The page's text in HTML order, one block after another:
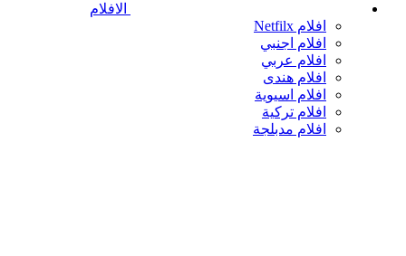
الافلام
افلام Netfilx
افلام اجنبي
افلام عربي
افلام هندى
افلام اسيوية
افلام تركية
افلام مدبلجة